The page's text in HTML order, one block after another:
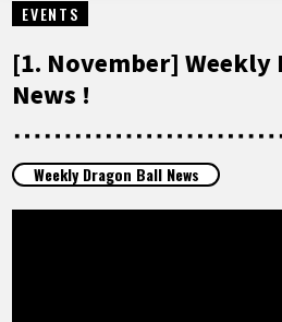
HIGHLIGHTS
SPECIALS
EVENTS
[1. November] Weekly
News !
Weekly Dragon Ball News